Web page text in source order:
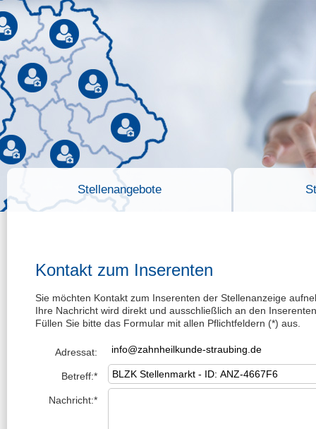
Stellenangebote
Kontakt zum Inserenten
Sie möchten Kontakt zum Inserenten der Stellenanzeige
Ihre Nachricht wird direkt und ausschließlich an den
Füllen Sie bitte das Formular mit allen Pflichtfeldern (*) aus.
Adressat:
Betreff:*
Nachricht:*